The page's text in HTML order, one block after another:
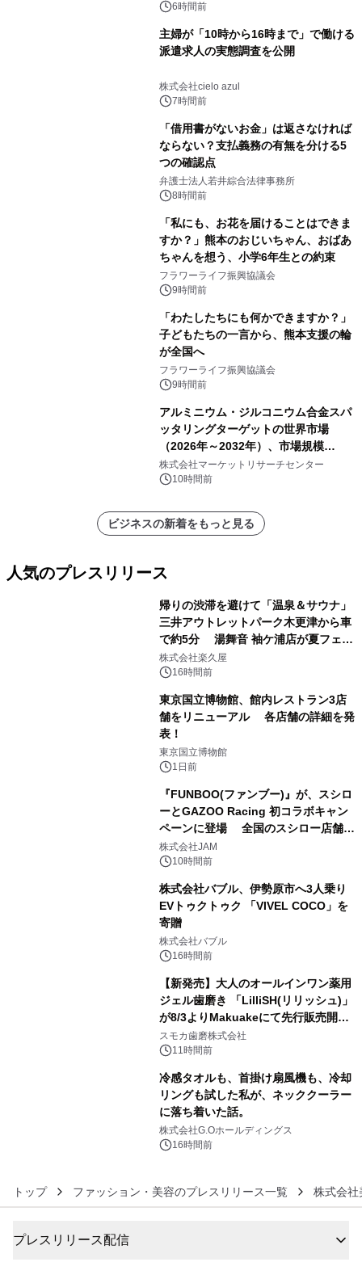
6時間前
主婦が「10時から16時まで」で働ける
派遣求人の実態調査を公開
株式会社cielo azul
7時間前
「借用書がないお金」は返さなければ
ならない？支払義務の有無を分ける5
つの確認点
弁護士法人若井綜合法律事務所
8時間前
「私にも、お花を届けることはできま
すか？」熊本のおじいちゃん、おばあ
ちゃんを想う、小学6年生との約束
フラワーライフ振興協議会
9時間前
「わたしたちにも何かできますか？」
子どもたちの一言から、熊本支援の輪
が全国へ
フラワーライフ振興協議会
9時間前
アルミニウム・ジルコニウム合金スパ
ッタリングターゲットの世界市場
（2026年～2032年）、市場規模
（0.995、0.999、その他）・分析レポ
ートを発表
株式会社マーケットリサーチセンター
10時間前
ビジネスの新着をもっと見る
人気のプレスリリース
帰りの渋滞を避けて「温泉＆サウナ」
三井アウトレットパーク木更津から車
で約5分 湯舞音 袖ケ浦店が夏フェア
メニューを提供
株式会社楽久屋
16時間前
東京国立博物館、館内レストラン3店
舗をリニューアル 各店舗の詳細を発
表！
東京国立博物館
1日前
『FUNBOO(ファンブー)』が、スシロ
ーとGAZOO Racing 初コラボキャン
ペーンに登場 全国のスシロー店舗で
GR 4車種の FUNBOO(ミニカー)付き
メニューが展開されます
株式会社JAM
10時間前
株式会社バブル、伊勢原市へ3人乗り
EVトゥクトゥク 「VIVEL COCO」を
寄贈
株式会社バブル
16時間前
【新発売】大人のオールインワン薬用
ジェル歯磨き 「LilliSH(リリッシュ)」
が8/3よりMakuakeにて先行販売開
始！
スモカ歯磨株式会社
11時間前
冷感タオルも、首掛け扇風機も、冷却
リングも試した私が、ネッククーラー
に落ち着いた話。
株式会社G.Oホールディングス
16時間前
トップ ファッション・美容のプレスリリース一覧 株式会社
プレスリリース配信